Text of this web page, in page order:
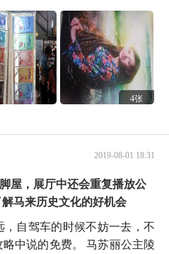
4张
2019-08-01 18:31
屋，展厅中还会重复播放公
马来历史文化的好机会
自驾车的时候不妨一去，不
中说的免费。 马苏丽公主陵